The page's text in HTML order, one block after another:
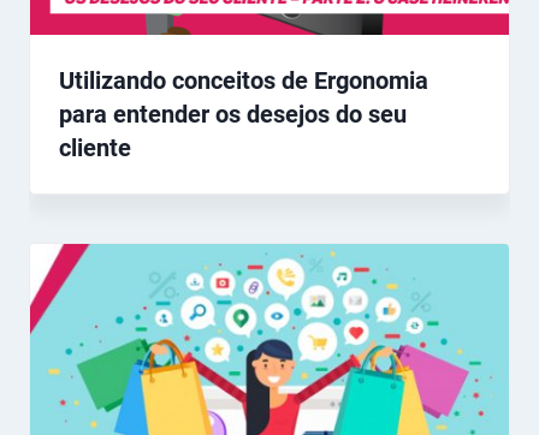
Utilizando conceitos de Ergonomia
para entender os desejos do seu
cliente